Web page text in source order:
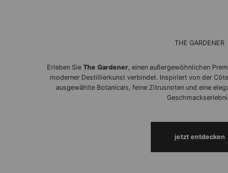
THE GARDENER
Erleben Sie The Gardener, einen außergewöhnlichen
moderner Destillierkunst verbindet. Inspiriert von der
ausgewählte Botanicals, feine Zitrusnoten und eine
jetzt entdecken